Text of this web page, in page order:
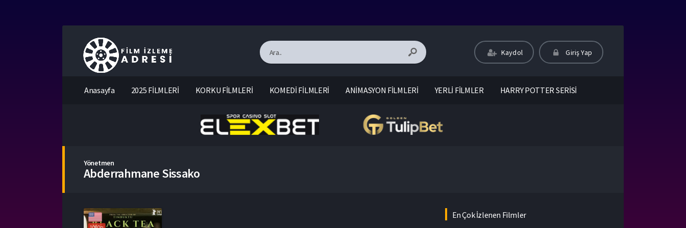
Kaydol Giriş Yap
Anasayfa 2025 FİLMLERİ KORKU FİLMLERİ KOMEDİ FİLMLERİ ANİMASYON FİLMLERİ YERLİ FİLMLER HARRY POTTER SERİSİ
Yönetmen
Abderrahmane Sissako
En Çok İzlenen Filmler